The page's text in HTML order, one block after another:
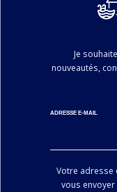
Je
nouveautés,
ADRESSE E-MAIL
Votre adresse
vous